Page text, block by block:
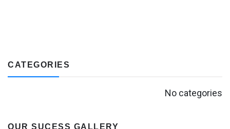
CATEGORIES
No categories
OUR SUCESS GALLERY